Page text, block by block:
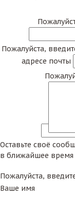
Пожалуйста,
адресе почты
Оставьте своё
в ближайшее время
Пожалуйста,
Ваше имя